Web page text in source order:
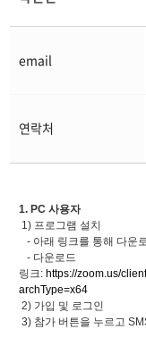
email
연락처
1. PC 사용자
1) 프로그램 설치
- 아래 링크를 통해 다운
- 다운로드
링크: https://zoom.us/
archType=x64
2) 가입 및 로그인
3) ​참가 버튼을 누르고